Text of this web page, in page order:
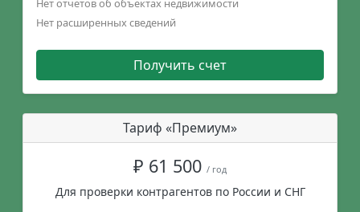
Нет отчетов об объектах недвижимости
Нет расширенных сведений
Получить счет
Тариф «Премиум»
₽ 61 500 / год
Для проверки контрагентов по России и СНГ